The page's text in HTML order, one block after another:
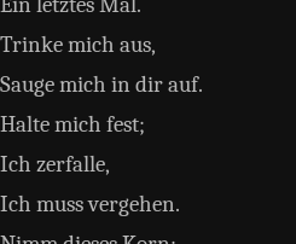
Trinke mich aus,
Sauge mich in dir auf.
Halte mich fest;
Ich zerfalle,
Ich muss vergehen.